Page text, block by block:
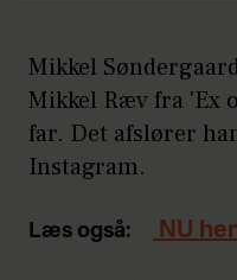
Mikkel
Mikkel Ræv fra 'Ex
far. Det afslører
Instagram.
Læs også: NU